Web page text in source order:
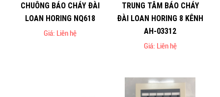
CHUÔNG BÁO CHÁY ĐÀI
LOAN HORING NQ618
Giá: Liên hệ
TRUNG TÂM BÁO CHÁY
ĐÀI LOAN HORING 8 KÊNH
AH-03312
Giá: Liên hệ